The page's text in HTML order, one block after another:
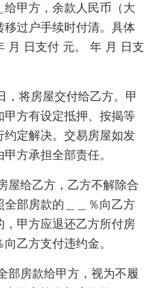
甲方，余款人民币（大
过户手续时付清。具体
月 日支付 元。 年 月 日支
，将房屋交付给乙方。甲
方有设定抵押、按揭等
定解决。交易房屋如发
方承担全部责任。
屋给乙方，乙方不解除合
全部房款的＿＿％向乙方
甲方应退还乙方所付房
乙方支付违约金。
部房款给甲方，视为不履